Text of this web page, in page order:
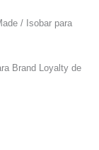
/ Isobar para
Brand Loyalty de